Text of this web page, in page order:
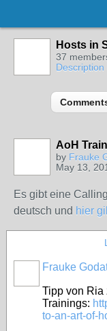
Hosts in
37
Description
AoH
by Frauke
May 13,
Es gibt eine
deutsch und hier
Frauke
Tipp von Ria
Trainings:
to-an-art-of-